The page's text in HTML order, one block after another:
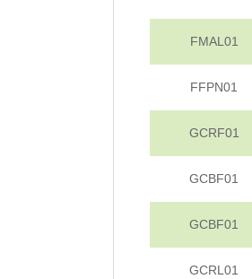
FMAL01
FFPN01
GCRF01
GCBF01
GCBF01
GCRL01